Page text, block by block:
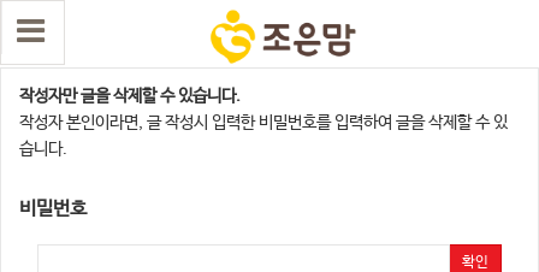
댓글 삭제
작성자만 글을 삭제할 수 있습니다.
작성자 본인이라면, 글 작성시 입력한 비밀번호를 입력하여 글을 삭제할 수 있
습니다.
비밀번호
확인